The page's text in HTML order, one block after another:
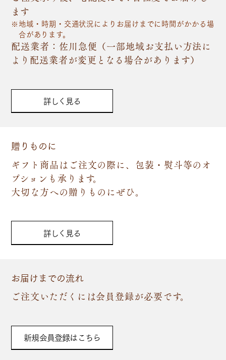
ます
地域・時期・交通状況によりお届けまでに時間がかかる場
合があります。
配送業者：佐川急便（一部地域お支払い方法に
より配送業者が変更となる場合があります）
詳しく見る
贈りものに
ギフト商品はご注文の際に、包装・熨斗等のオ
プションも承ります。
大切な方への贈りものにぜひ。
詳しく見る
お届けまでの流れ
ご注文いただくには会員登録が必要です。
新規会員登録はこちら